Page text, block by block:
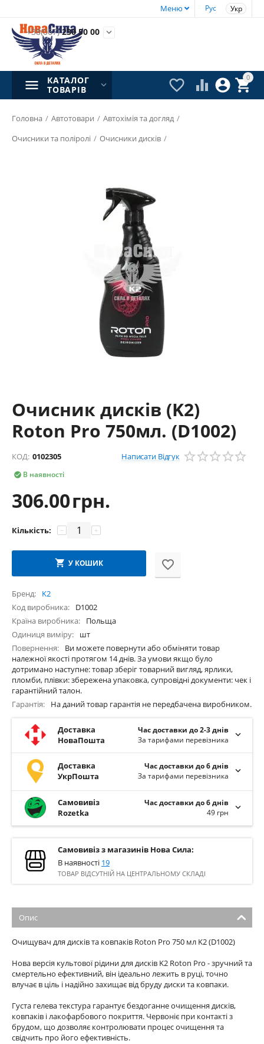
Рус Укр
Меню
+38(067)230 50 00 
0


 
КАТАЛОГ
ТОВАРІВ
Головна / Автотовари / Автохімія та догляд /
Очисники та поліролі / Очисники дисків /
Очисник дисків (K2)
Roton Pro 750мл. (D1002)
КОД: 0102305 Написати Відгук
В наявності

306.00грн.
Кількість: +
−
У КОШИК
Бренд
K2
Код виробника
D1002
Країна виробника
Польща
Одиниця виміру
шт
Повернення
Ви можете повернути або обміняти товар
належної якості протягом 14 днів. За умови якщо було
дотримано наступне: товар зберіг товарний вигляд, ярлики,
пломби, плівки: збережена упаковка, супровідні документи: чек і
гарантійний талон.
Гарантія
На даний товар гарантія не передбачена виробником.
Доставка
НоваПошта
Час доставки до 2-3 днів
За тарифами перевізника
Доставка
УкрПошта
Час доставки до 6 днів
За тарифами перевізника
Самовивіз
Rozetka
Час доставки до 6 днів
49 грн
Самовивіз з магазинів Нова Сила:
В наявності 19
ТОВАР ВІДСУТНІЙ НА ЦЕНТРАЛЬНОМУ СКЛАДІ
Опис
Очищувач для дисків та ковпаків Roton Pro 750 мл K2 (D1002)
Нова версія культової рідини для дисків K2 Roton Pro - зручний та
смертельно ефективний, він ідеально лежить в руці, точно
влучає в ціль і надійно захищає від бруду диски та ковпаки.
Густа гелева текстура гарантує бездоганне очищення дисків,
ковпаків і лакофарбового покриття. Червоніє при контакті з
брудом, що дозволяє контролювати процес очищення та
свідчить про його ефективність.